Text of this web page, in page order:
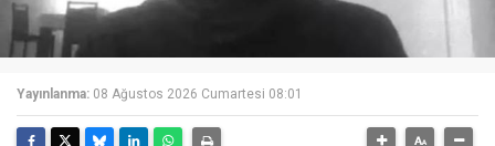
Yayınlanma: 08 Ağustos 2026 Cumartesi 08:01